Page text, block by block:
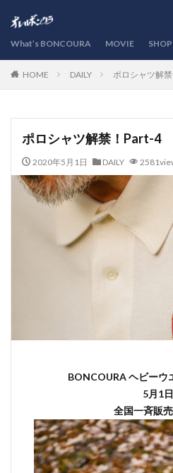
What’s BONCOURA MOVIE
HOME DAILY ポロシャツ解
ポロシャツ解禁！Part-4
2020年5月1日 DAILY
BONCOURA ヘビーウ
5月1日
全国一斉販
カテゴリー
検索